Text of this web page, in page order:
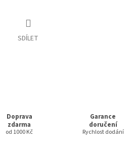
SDÍLET
Doprava
zdarma
od 1000 Kč
Garance
doručení
Rychlost dodání